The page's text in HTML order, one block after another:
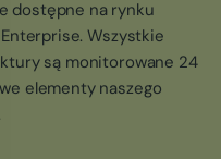
dostępne na rynku
Wszystkie
są monitorowane 24
elementy naszego